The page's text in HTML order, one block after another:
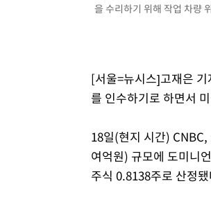
을 수리하기 위해 작업 차량
[서울=뉴시스]고재은
를 인수하기로 하면서
18일(현지 시간)
여억원) 규모에 도미니
주식 0.8138주로 산정